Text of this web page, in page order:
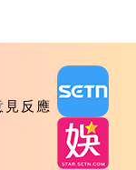
見反應